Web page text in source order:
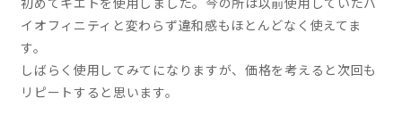
イオフィニティと変わらず違和感もほとんどなく使えてま
す。
しばらく使用してみてになりますが、価格を考えると次回も
リピートすると思います。